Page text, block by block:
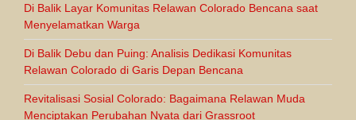
Di Balik Layar Komunitas Relawan Colorado Bencana saat
Menyelamatkan Warga
Di Balik Debu dan Puing: Analisis Dedikasi Komunitas
Relawan Colorado di Garis Depan Bencana
Revitalisasi Sosial Colorado: Bagaimana Relawan Muda
Menciptakan Perubahan Nyata dari Grassroot